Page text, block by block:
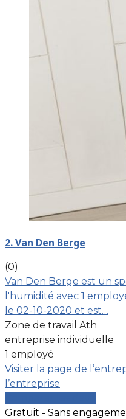
2. Van Den Berge
(0)
Van Den Berge est un
l'humidité avec 1
le 02-10-2020 et est…
Zone de travail Ath
entreprise individuelle
1 employé
Visiter la page de
l’entreprise
Gratuit - Sans